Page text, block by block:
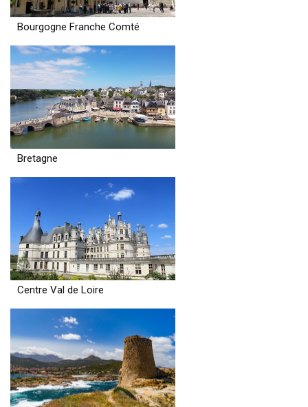
Bourgogne Franche Comté
Bretagne
Centre Val de Loire